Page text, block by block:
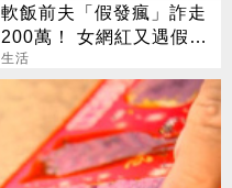
軟飯前夫「假發瘋」詐走
200萬！ 女網紅又遇假富
豪 養套殺噴2千萬
生活